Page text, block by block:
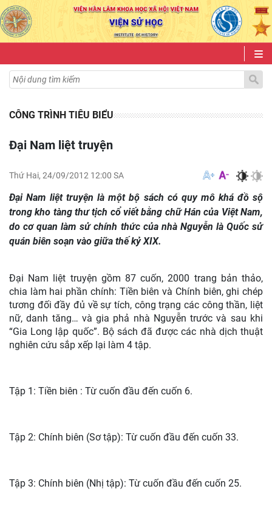
CÔNG TRÌNH TIÊU BIỂU
Đại Nam liệt truyện
Thứ Hai, 24/09/2012 12:00 SA
Đại Nam liệt truyện là một bộ sách có quy mô khá đồ sộ
trong kho tàng thư tịch cổ viết bằng chữ Hán của Việt Nam,
do cơ quan làm sử chính thức của nhà Nguyễn là Quốc sử
quán biên soạn vào giữa thế kỷ XIX.
Đại Nam liệt truyện gồm 87 cuốn, 2000 trang bản thảo,
chia làm hai phần chính: Tiền biên và Chính biên, ghi chép
tương đối đầy đủ về sự tích, công trạng các công thần, liệt
nữ, danh tăng… và gia phả nhà Nguyễn trước và sau khi
“Gia Long lập quốc”. Bộ sách đã được các nhà dịch thuật
nghiên cứu sắp xếp lại làm 4 tập.
Tập 1: Tiền biên : Từ cuốn đầu đến cuốn 6.
Tập 2: Chính biên (Sơ tập): Từ cuốn đầu đến cuốn 33.
Tập 3: Chính biên (Nhị tập): Từ cuốn đầu đến cuốn 25.